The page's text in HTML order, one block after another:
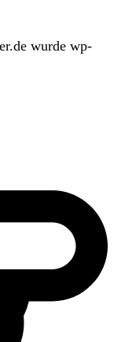
wurde wp-